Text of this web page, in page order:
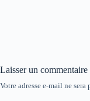
Laisser un commentaire
Votre adresse e-mail ne sera